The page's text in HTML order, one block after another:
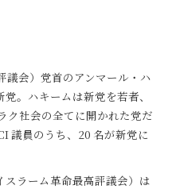
議会）党首のアンマール・ハ
。ハキームは新党を若者、
ク社会の全てに開かれた党だ
議員のうち、20 名が新党に
ラーム革命最高評議会）は